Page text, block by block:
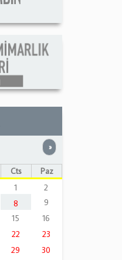
»Sonraki
Cts
Paz
1
2
8
9
15
16
22
23
29
30